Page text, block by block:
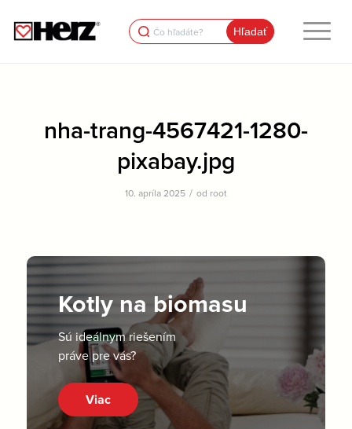
Search
for:
nha-trang-4567421-1280-
pixabay.jpg
10. apríla 2025 / od root
Kotly na biomasu
Sú ideálnym riešením
práve pre vás?
Viac